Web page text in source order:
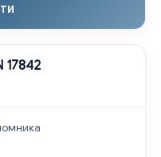
17842